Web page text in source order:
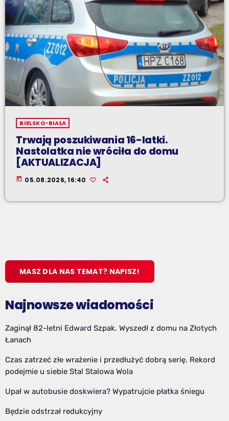
BIELSKO-BIAŁA
Trwają poszukiwania 16-latki.
Nastolatka nie wróciła do domu
[AKTUALIZACJA]
today 05.08.2026, 16:40
MASZ DLA NAS TEMAT? NAPISZ!
Najnowsze wiadomości
Zaginął 82-letni Edward Szpak. Wyszedł z domu na Złotych
Łanach
Czas zatrzeć złe wrażenie i przedłużyć dobrą serię. Rekord
podejmie u siebie Stal Stalowa Wola
Upał w autobusie doskwiera? Wypatrujcie płatka śniegu
Będzie odstrzał redukcyjny